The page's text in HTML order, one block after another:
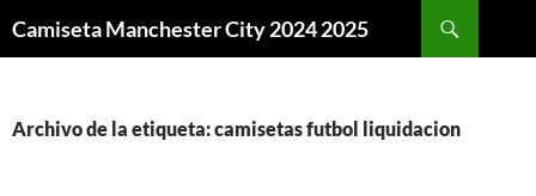
Camiseta Manchester City 2024 2025
Archivo de la etiqueta: camisetas futbol liquidacion